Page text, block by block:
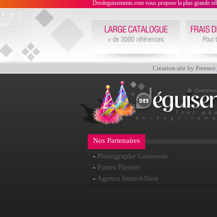
Desdeguisements.com vous propose la plus grande
Creation site by Freeseo
Nos Partenaires
- Photographe Grossesse
- Futurs Parents
- Agence Immobiliere